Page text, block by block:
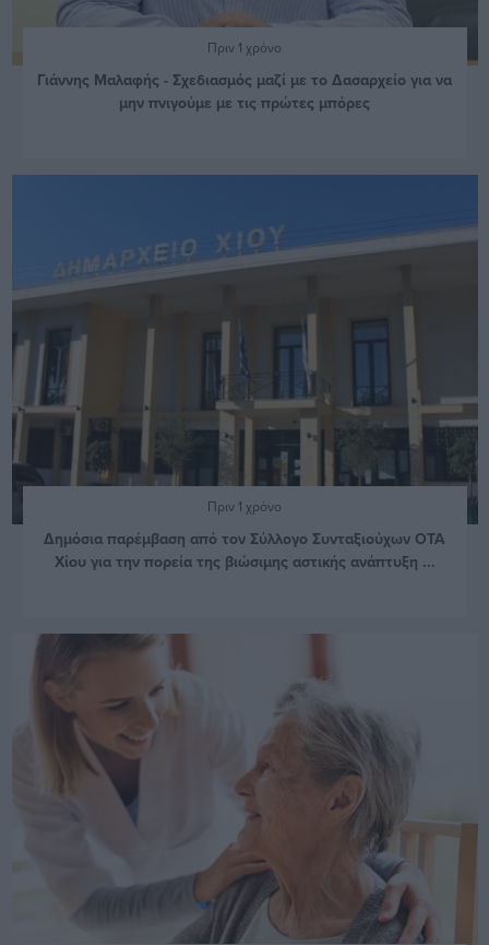
Πριν 1 χρόνο
Γιάννης Μαλαφής - Σχεδιασμός μαζί με το Δασαρχείο για να
μην πνιγούμε με τις πρώτες μπόρες
Πριν 1 χρόνο
Δημόσια παρέμβαση από τον Σύλλογο Συνταξιούχων ΟΤΑ
Χίου για την πορεία της βιώσιμης αστικής ανάπτυξη ...